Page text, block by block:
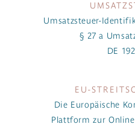
Umsatzsteuer-
§ 27 a
DE
EU-
Die Europäische
Plattform zur